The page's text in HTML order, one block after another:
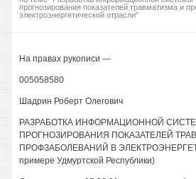
прогнозирования показателей травматизма и
электроэнергетической отрасли"
На правах рукописи —
005058580
Шадрин Роберт Олегович
РАЗРАБОТКА ИНФОРМАЦИОННОЙ
ПРОГНОЗИРОВАНИЯ ПОКАЗАТЕЛЕЙ
ПРОФЗАБОЛЕВАНИЙ В
примере Удмуртской Республики)